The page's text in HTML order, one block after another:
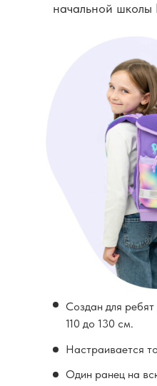
Создан для
110 до 130 см.
Настраивается
Один ранец на
начальной школы